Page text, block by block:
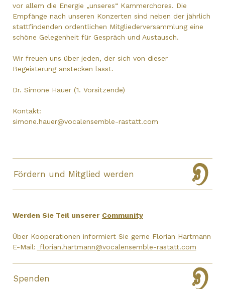
vor allem die Energie „unseres“ Kammerchores. Die
Empfänge nach unseren Konzerten sind neben der jährlich
stattfindenden ordentlichen Mitgliederversammlung eine
schöne Gelegenheit für Gespräch und Austausch.
Wir freuen uns über jeden, der sich von dieser
Begeisterung anstecken lässt.
Dr. Simone Hauer (1. Vorsitzende)
Kontakt:
simone.hauer@vocalensemble-rastatt.com
Fördern und Mitglied werden
Werden Sie Teil unserer Community
Über Kooperationen informiert Sie gerne Florian Hartmann
E-Mail: florian.hartmann@vocalensemble-rastatt.com
Spenden